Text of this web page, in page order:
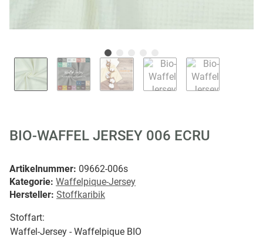
BIO-WAFFEL JERSEY 006 ECRU
Artikelnummer: 09662-006s
Kategorie: Waffelpique-Jersey
Hersteller: Stoffkaribik
Stoffart:
Waffel-Jersey - Waffelpique BIO